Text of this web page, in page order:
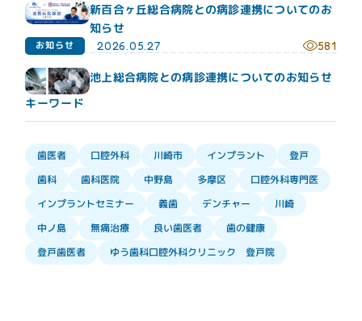
新百合ヶ丘総合病院との病診連携についてのお
知らせ
お知らせ 2026.05.27 581
池上総合病院との病診連携についてのお知らせ
キーワード
歯医者 口腔外科 川崎市 インプラント
登戸
歯科
歯科医院 中野島 多摩区 口腔外科専門医
インプラントセミナー 義歯 デンチャー 川崎
中ノ島 無痛治療 良い歯医者 歯の健康
登戸歯医者 ゆう歯科口腔外科クリニック 登戸院